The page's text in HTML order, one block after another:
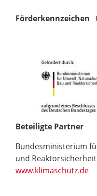
Förderkennzeichen
Beteiligte Partner
Bundesministerium
und Reaktorsicherheit
www.klimaschutz.de